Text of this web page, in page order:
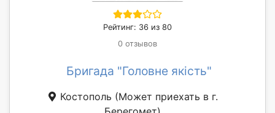
Рейтинг: 36 из 80
0 отзывов
Бригада "Головне якість"
Костополь (Может приехать в г.